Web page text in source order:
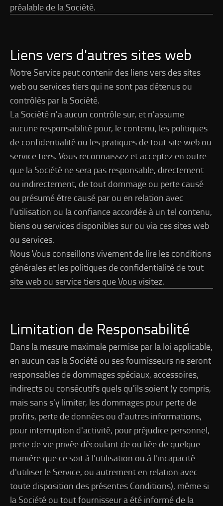
préalable de la Société.
Liens vers d'autres sites web
Notre Service peut contenir des liens vers des sites
web ou services tiers qui ne sont pas détenus ou
contrôlés par la Société.
La Société n'a aucun contrôle sur, et n'assume
aucune responsabilité pour, le contenu, les politiques
de confidentialité ou les pratiques de tout site web ou
service tiers. Vous reconnaissez et acceptez en outre
que la Société ne sera pas responsable, directement
ou indirectement, de tout dommage ou perte causé
ou présumé être causé par ou en relation avec
l'utilisation ou la confiance accordée à un tel contenu,
biens ou services disponibles sur ou via ces sites web
ou services.
Nous Vous conseillons vivement de lire les conditions
générales et les politiques de confidentialité de tout
site web ou service tiers que Vous visitez.
Limitation de Responsabilité
Dans la mesure maximale permise par la loi applicable,
en aucun cas la Société ou ses fournisseurs ne seront
responsables de dommages spéciaux, accessoires,
indirects ou consécutifs quels qu'ils soient (y compris,
mais sans s'y limiter, les dommages pour perte de
profits, perte de données ou d'autres informations,
pour interruption d'activité, pour préjudice personnel,
perte de vie privée découlant de ou liée de quelque
manière que ce soit à l'utilisation ou à l'incapacité
d'utiliser le Service, ou autrement en relation avec
toute disposition des présentes Conditions), même si
la Société ou tout fournisseur a été informé de la